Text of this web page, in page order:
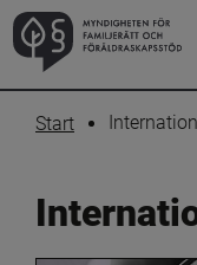
Start